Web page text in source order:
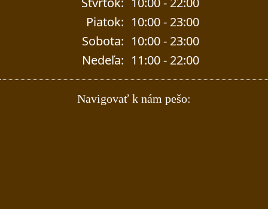
Piatok: 10:00 - 23:00
Sobota: 10:00 - 23:00
Nedeľa: 11:00 - 22:00
Navigovať k nám pešo: